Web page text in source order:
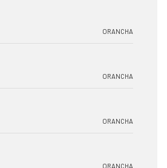
ORANCHA
ORANCHA
ORANCHA
ORANCHA